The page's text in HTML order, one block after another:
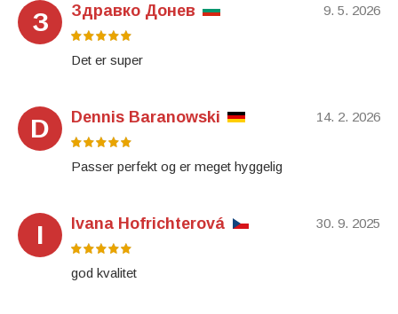
З 9. 5. 2026
Здравко Донев
Det er super
D 14. 2. 2026
Dennis Baranowski
Passer perfekt og er meget hyggelig
I 30. 9. 2025
Ivana Hofrichterová
god kvalitet